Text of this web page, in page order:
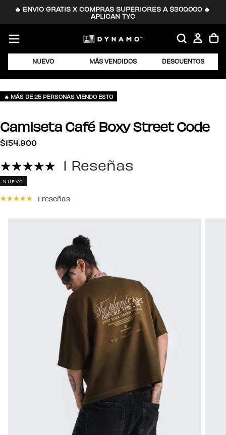
🔥 ENVIO GRATIS X COMPRAS SUPERIORES A $300.000 🔥
APLICAN TYC
SALTAR
NUEVO MÁS VENDIDOS DESCUENTOS
🔥 MÁS DE 25 PERSONAS VIENDO ESTO
Camiseta Café Boxy Street Code
$154.900
Precio
$154.900
1 Reseñas
NUEVO
1 reseñas